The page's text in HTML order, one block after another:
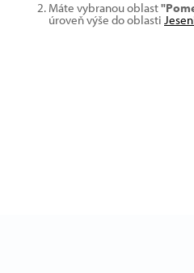
Máte vybranou oblast
úroveň výše do oblasti